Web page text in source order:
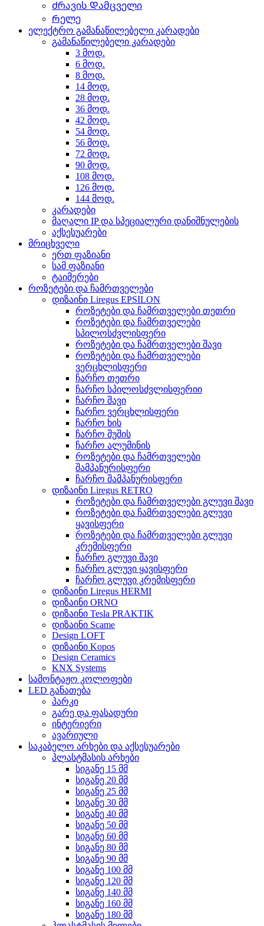
Ძრავის Დამცველი
Რელე
ელექტრო გამანაწილებელი კარადები
გამანაწილებელი კარადები
3 მოდ.
6 მოდ.
8 მოდ.
14 მოდ.
28 მოდ.
36 მოდ.
42 მოდ.
54 მოდ.
56 მოდ.
72 მოდ.
90 მოდ.
108 მოდ.
126 მოდ.
144 მოდ.
კარადები
მაღალი IP და სპეციალური დანიშნულების
აქსესუარები
მრიცხველი
ერთ ფაზიანი
სამ ფაზიანი
ტაიმერები
როზეტები და ჩამრთველები
დიზაინი Liregus EPSILON
როზეტები და ჩამრთველები თეთრი
როზეტები და ჩამრთველები
სპილოსძვლისფერი
როზეტები და ჩამრთველები შავი
როზეტები და ჩამრთველები
ვერცხლისფერი
ჩარჩო თეთრი
ჩარჩო სპილოსძვლისფერიი
ჩარჩო შავი
ჩარჩო ვერცხლისფერი
ჩარჩო ხის
ჩარჩო შუშის
ჩარჩო ალუმინის
როზეტები და ჩამრთველები
შამპანურისფერი
ჩარჩო შამპანურისფერი
დიზაინი Liregus RETRO
როზეტები და ჩამრთველები გლუვი შავი
როზეტები და ჩამრთველები გლუვი
ყავისფერი
როზეტები და ჩამრთველები გლუვი
კრემისფერი
ჩარჩო გლუვი შავი
ჩარჩო გლუვი ყავისფერი
ჩარჩო გლუვი კრემისფერი
დიზაინი Liregus HERMI
დიზაინი ORNO
დიზაინი Tesla PRAKTIK
დიზაინი Scame
Design LOFT
დიზაინი Kopos
Design Ceramics
KNX Systems
სამონტაჟო კოლოფები
LED განათება
პარკი
გარე და ფასადური
ინტერიერი
ავარიული
საკაბელო არხები და აქსესუარები
პლასტმასის არხები
სიგანე 15 მმ
სიგანე 20 მმ
სიგანე 25 მმ
სიგანე 30 მმ
სიგანე 40 მმ
სიგანე 50 მმ
სიგანე 60 მმ
სიგანე 80 მმ
სიგანე 90 მმ
სიგანე 100 მმ
სიგანე 120 მმ
სიგანე 140 მმ
სიგანე 160 მმ
სიგანე 180 მმ